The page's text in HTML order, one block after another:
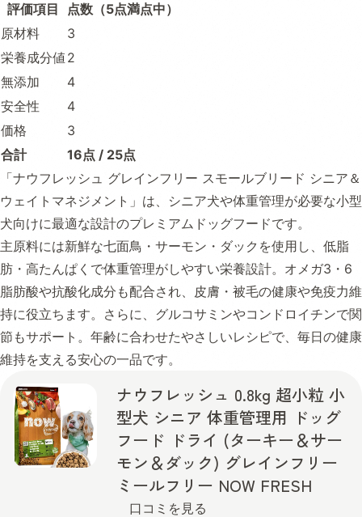
評価項目
点数（5点満点中）
原材料
3
栄養成分値 2
無添加
4
安全性
4
価格
3
合計
16点 / 25点
「ナウフレッシュ グレインフリー スモールブリード シニア＆
ウェイトマネジメント」は、シニア犬や体重管理が必要な小型
犬向けに最適な設計のプレミアムドッグフードです。
主原料には新鮮な七面鳥・サーモン・ダックを使用し、低脂
肪・高たんぱくで体重管理がしやすい栄養設計。オメガ3・6
脂肪酸や抗酸化成分も配合され、皮膚・被毛の健康や免疫力維
持に役立ちます。さらに、グルコサミンやコンドロイチンで関
節もサポート。年齢に合わせたやさしいレシピで、毎日の健康
維持を支える安心の一品です。
ナウフレッシュ 0.8kg 超小粒 小
型犬 シニア 体重管理用 ドッグ
フード ドライ (ターキー＆サー
モン＆ダック) グレインフリー
ミールフリー NOW FRESH
口コミを見る